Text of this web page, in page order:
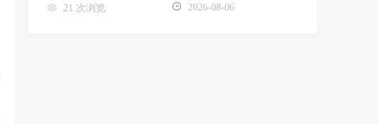
21 次浏览
2026-08-06